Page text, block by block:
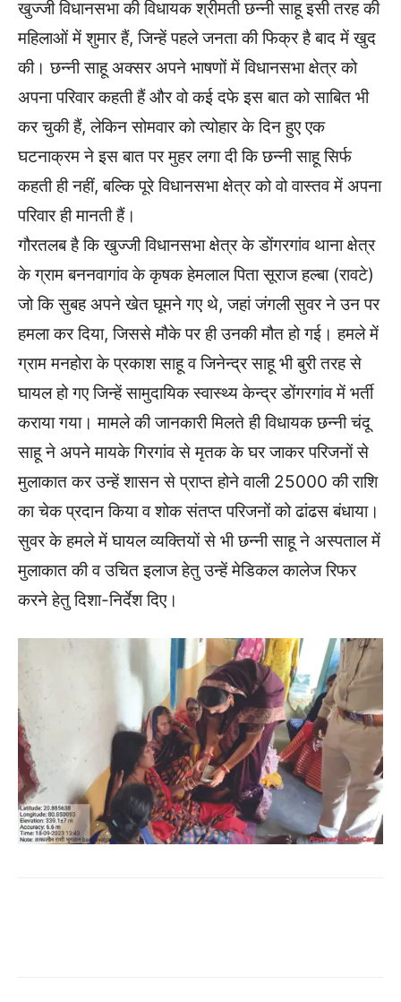
खुज्जी विधानसभा की विधायक श्रीमती छन्नी साहू इसी तरह की
महिलाओं में शुमार हैं, जिन्हें पहले जनता की फिक्र है बाद में खुद
की। छन्नी साहू अक्सर अपने भाषणों में विधानसभा क्षेत्र को
अपना परिवार कहती हैं और वो कई दफे इस बात को साबित भी
कर चुकी हैं, लेकिन सोमवार को त्योहार के दिन हुए एक
घटनाक्रम ने इस बात पर मुहर लगा दी कि छन्नी साहू सिर्फ
कहती ही नहीं, बल्कि पूरे विधानसभा क्षेत्र को वो वास्तव में अपना
परिवार ही मानती हैं।
गौरतलब है कि खुज्जी विधानसभा क्षेत्र के डोंगरगांव थाना क्षेत्र
के ग्राम बननवागांव के कृषक हेमलाल पिता सूराज हल्बा (रावटे)
जो कि सुबह अपने खेत घूमने गए थे, जहां जंगली सुवर ने उन पर
हमला कर दिया, जिससे मौके पर ही उनकी मौत हो गई। हमले में
ग्राम मनहोरा के प्रकाश साहू व जिनेन्द्र साहू भी बुरी तरह से
घायल हो गए जिन्हें सामुदायिक स्वास्थ्य केन्द्र डोंगरगांव में भर्ती
कराया गया। मामले की जानकारी मिलते ही विधायक छन्नी चंदू
साहू ने अपने मायके गिरगांव से मृतक के घर जाकर परिजनों से
मुलाकात कर उन्हें शासन से प्राप्त होने वाली 25000 की राशि
का चेक प्रदान किया व शोक संतप्त परिजनों को ढांढस बंधाया।
सुवर के हमले में घायल व्यक्तियों से भी छन्नी साहू ने अस्पताल में
मुलाकात की व उचित इलाज हेतु उन्हें मेडिकल कालेज रिफर
करने हेतु दिशा-निर्देश दिए।